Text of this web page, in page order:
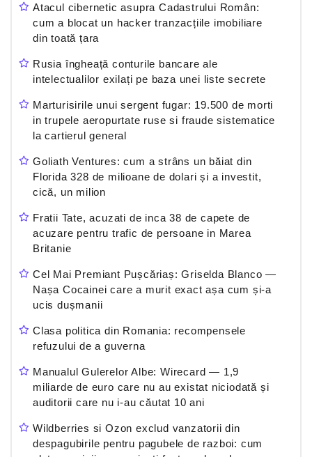
Atacul cibernetic asupra Cadastrului Român:
cum a blocat un hacker tranzacțiile imobiliare
din toată țara
Rusia îngheață conturile bancare ale
intelectualilor exilați pe baza unei liste secrete
Marturisirile unui sergent fugar: 19.500 de morti
in trupele aeropurtate ruse si fraude sistematice
la cartierul general
Goliath Ventures: cum a strâns un băiat din
Florida 328 de milioane de dolari și a investit,
cică, un milion
Fratii Tate, acuzati de inca 38 de capete de
acuzare pentru trafic de persoane in Marea
Britanie
Cel Mai Premiant Pușcăriaș: Griselda Blanco —
Nașa Cocainei care a murit exact așa cum și-a
ucis dușmanii
Clasa politica din Romania: recompensele
refuzului de a guverna
Manualul Gulerelor Albe: Wirecard — 1,9
miliarde de euro care nu au existat niciodată și
auditorii care nu i-au căutat 10 ani
Wildberries si Ozon exclud vanzatorii din
despagubirile pentru pagubele de razboi: cum